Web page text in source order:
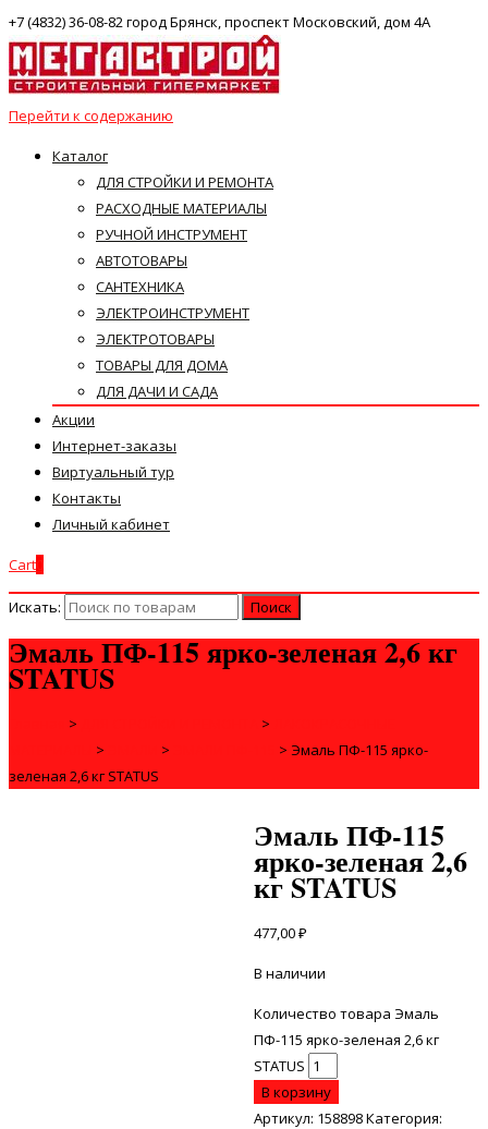
+7 (4832) 36-08-82 город Брянск, проспект Московский, дом 4А
Перейти к содержанию
Каталог
ДЛЯ СТРОЙКИ И РЕМОНТА
РАСХОДНЫЕ МАТЕРИАЛЫ
РУЧНОЙ ИНСТРУМЕНТ
АВТОТОВАРЫ
САНТЕХНИКА
ЭЛЕКТРОИНСТРУМЕНТ
ЭЛЕКТРОТОВАРЫ
ТОВАРЫ ДЛЯ ДОМА
ДЛЯ ДАЧИ И САДА
Акции
Интернет-заказы
Виртуальный тур
Контакты
Личный кабинет
Cart
Искать:
Эмаль ПФ-115 ярко-зеленая 2,6 кг
STATUS
> >
> > > Эмаль ПФ-115 ярко-
зеленая 2,6 кг STATUS
Эмаль ПФ-115
ярко-зеленая 2,6
кг STATUS
477,00₽
В наличии
Количество товара Эмаль
ПФ-115 ярко-зеленая 2,6 кг
STATUS
В корзину
Артикул: 158898Категория: